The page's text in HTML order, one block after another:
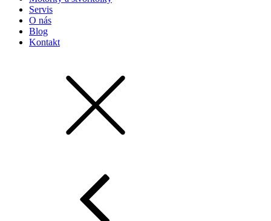
Servis
O nás
Blog
Kontakt